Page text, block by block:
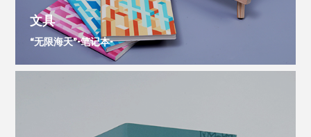
文具
“无限海天”-笔记本-